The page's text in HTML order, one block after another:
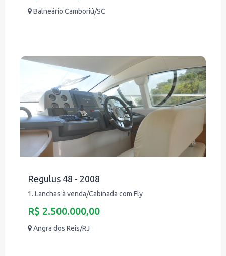
Balneário Camboriú/SC
Regulus 48 - 2008
1. Lanchas à venda/Cabinada com Fly
R$ 2.500.000,00
Angra dos Reis/RJ